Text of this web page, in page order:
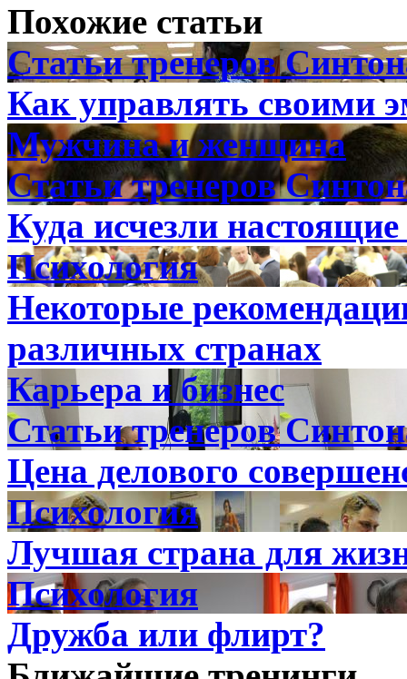
Похожие статьи
Статьи тренеров
Как управлять своими
Мужчина и женщина
Статьи тренеров
Куда исчезли
Психология
Некоторые
различных странах
Карьера и бизнес
Статьи тренеров
Цена делового
Психология
Лучшая страна для
Психология
Дружба или флирт?